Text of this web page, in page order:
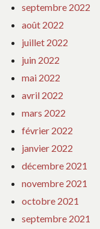
septembre 2022
août 2022
juillet 2022
juin 2022
mai 2022
avril 2022
mars 2022
février 2022
janvier 2022
décembre 2021
novembre 2021
octobre 2021
septembre 2021